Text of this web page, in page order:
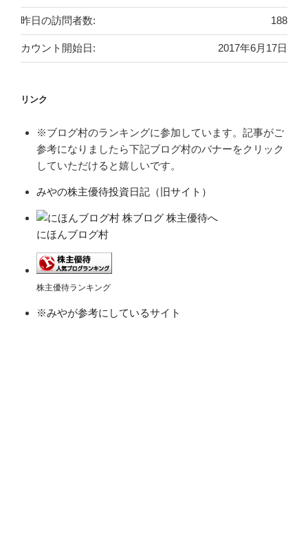
188
昨日の訪問者数:
2017年6月17日
カウント開始日:
リンク
※ブログ村のランキングに参加しています。記事がご
参考になりましたら下記ブログ村のバナーをクリック
していただけると嬉しいです。
みやの株主優待投資日記（旧サイト）
にほんブログ村
株主優待ランキング
※みやが参考にしているサイト